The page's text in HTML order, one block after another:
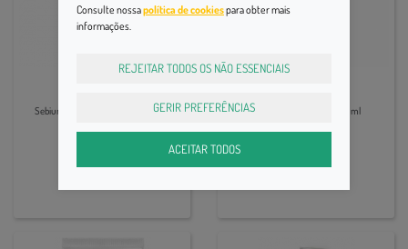
Sebium Bioderma Moussant 500ml Uriage Hyséac 3-Regul 40 ml
Consulte nossapolítica de cookiespara obter mais
informações.
REJEITAR TODOS OS NÃO ESSENCIAIS
GERIR PREFERÊNCIAS
ACEITAR TODOS